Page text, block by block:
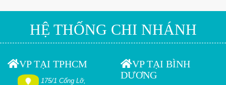
HỆ THỐNG CHI NHÁNH
VP TẠI TPHCM
175/1 Cống Lỡ,
VP TẠI BÌNH
DƯƠNG